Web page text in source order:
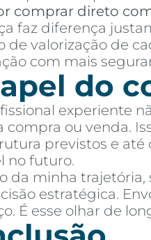
comprar direto
faz diferença
de valorização de
com mais
do
experiente
compra ou venda.
previstos e
no futuro.
da minha
estratégica.
É esse olhar de